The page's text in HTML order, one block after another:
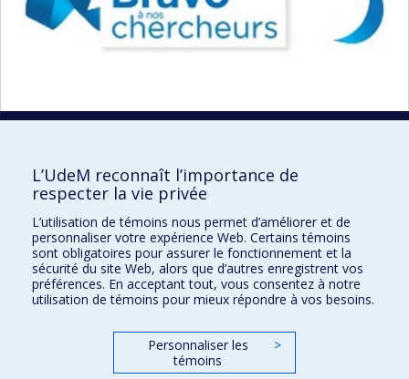
LES PRIX EN RECHERCHE
Découvrez
L’UdeM reconnaît l’importance de
respecter la vie privée
L’utilisation de témoins nous permet d’améliorer et de
personnaliser votre expérience Web. Certains témoins
sont obligatoires pour assurer le fonctionnement et la
sécurité du site Web, alors que d’autres enregistrent vos
préférences. En acceptant tout, vous consentez à notre
utilisation de témoins pour mieux répondre à vos besoins.
Personnaliser les
témoins
>